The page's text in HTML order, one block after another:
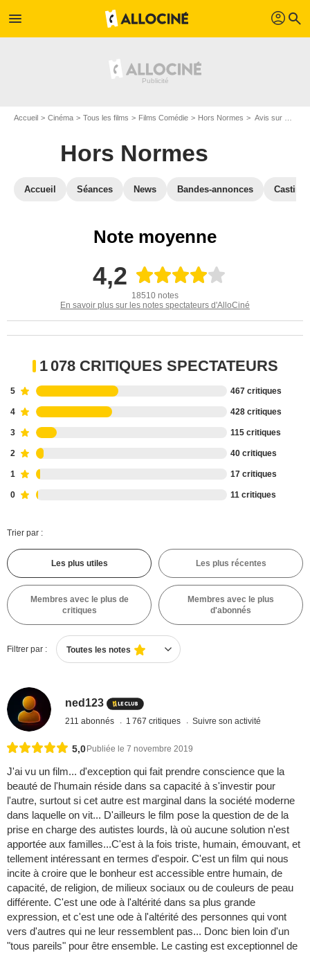
menu profil search
Accueil Cinéma Tous les films Films Comédie Hors Normes Avis sur Hors Normes
Hors Normes
Accueil Séances News Bandes-annonces Casting
Note moyenne
4,2
18510 notes
En savoir plus sur les notes spectateurs d'AlloCiné
1 078 CRITIQUES SPECTATEURS
5 467 critiques
4 428 critiques
3 115 critiques
2 40 critiques
1 17 critiques
0 11 critiques
Trier par :
Les plus utiles Les plus récentes
Membres avec le plus de
critiques
Membres avec le plus
d'abonnés
Filtrer par : Toutes les notes
ned123
211 abonnés 1 767 critiques Suivre son activité
5,0 Publiée le 7 novembre 2019
J'ai vu un film... d'exception qui fait prendre conscience que la
beauté de l'humain réside dans sa capacité à s'investir pour
l'autre, surtout si cet autre est marginal dans la société moderne
dans laquelle on vit... D'ailleurs le film pose la question de de la
prise en charge des autistes lourds, là où aucune solution n'est
apportée aux familles...C'est à la fois triste, humain, émouvant, et
tellement intéressant en termes d'espoir. C'est un film qui nous
incite à croire que le bonheur est accessible entre humain, de
capacité, de religion, de milieux sociaux ou de couleurs de peau
différente. C'est une ode à l'altérité dans sa plus grande
expression, et c'est une ode à l'altérité des personnes qui vont
vers d'autres qui ne leur ressemblent pas... Donc bien loin d'un
"tous pareils" pour être ensemble. Le casting est exceptionnel de